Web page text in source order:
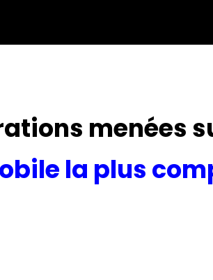
menées
la plus